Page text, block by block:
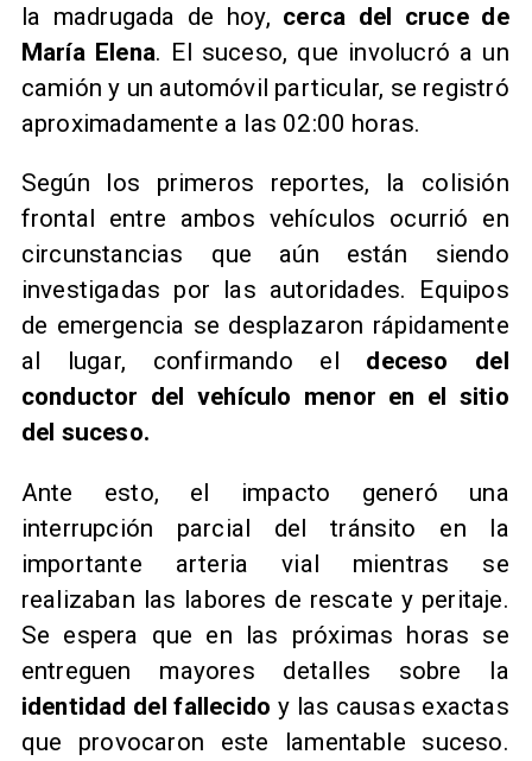
la madrugada de hoy, cerca del cruce de
María Elena. El suceso, que involucró a un
camión y un automóvil particular, se registró
aproximadamente a las 02:00 horas.
Según los primeros reportes, la colisión
frontal entre ambos vehículos ocurrió en
circunstancias que aún están siendo
investigadas por las autoridades. Equipos
de emergencia se desplazaron rápidamente
al lugar, confirmando el deceso del
conductor del vehículo menor en el sitio
del suceso.
Ante esto, el impacto generó una
interrupción parcial del tránsito en la
importante arteria vial mientras se
realizaban las labores de rescate y peritaje.
Se espera que en las próximas horas se
entreguen mayores detalles sobre la
identidad del fallecido y las causas exactas
que provocaron este lamentable suceso.